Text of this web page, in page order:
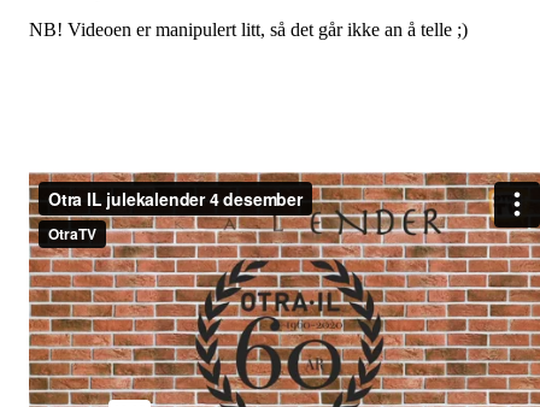
NB! Videoen er manipulert litt, så det går ikke an å telle ;)